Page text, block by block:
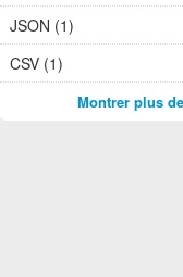
JSON (1)
CSV (1)
Montrer plus